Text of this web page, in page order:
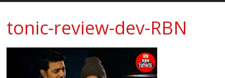
tonic-review-dev-RBN